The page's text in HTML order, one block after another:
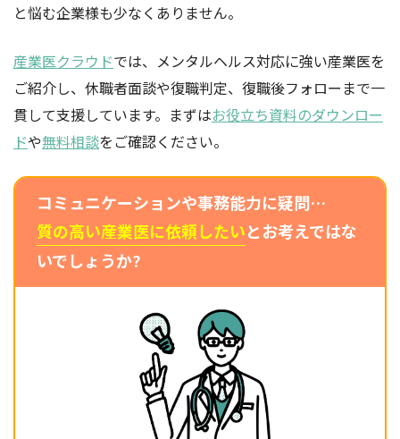
と悩む企業様も少なくありません。
産業医クラウドでは、メンタルヘルス対応に強い産業医を
ご紹介し、休職者面談や復職判定、復職後フォローまで一
貫して支援しています。まずはお役立ち資料のダウンロー
ドや無料相談をご確認ください。
コミュニケーションや事務能力に疑問…
質の高い産業医に依頼したいとお考えではな
いでしょうか?